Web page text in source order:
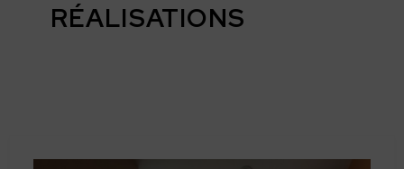
RÉALISATIONS